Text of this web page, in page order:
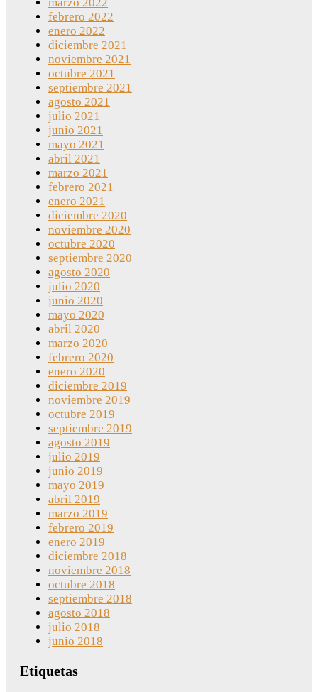
febrero 2022
enero 2022
diciembre 2021
noviembre 2021
octubre 2021
septiembre 2021
agosto 2021
julio 2021
junio 2021
mayo 2021
abril 2021
marzo 2021
febrero 2021
enero 2021
diciembre 2020
noviembre 2020
octubre 2020
septiembre 2020
agosto 2020
julio 2020
junio 2020
mayo 2020
abril 2020
marzo 2020
febrero 2020
enero 2020
diciembre 2019
noviembre 2019
octubre 2019
septiembre 2019
agosto 2019
julio 2019
junio 2019
mayo 2019
abril 2019
marzo 2019
febrero 2019
enero 2019
diciembre 2018
noviembre 2018
octubre 2018
septiembre 2018
agosto 2018
julio 2018
junio 2018
Etiquetas